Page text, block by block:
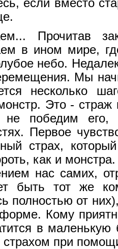
если вместо
Прочитав
в ином мире,
небо.
Мы
несколько
Это - страж
победим его,
Первое
страх,
как и
нас самих,
быть тот же
полностью от
Кому
в
страхом при